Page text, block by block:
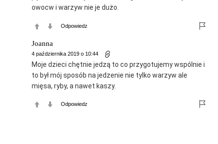
owocw i warzyw nie je dużo.
Odpowiedz
Joanna
4 października 2019 o 10:44
Moje dzieci chętnie jedzą to co przygotujemy wspólnie i
to był mój sposób na jedzenie nie tylko warzyw ale
mięsa, ryby, a nawet kaszy.
Odpowiedz